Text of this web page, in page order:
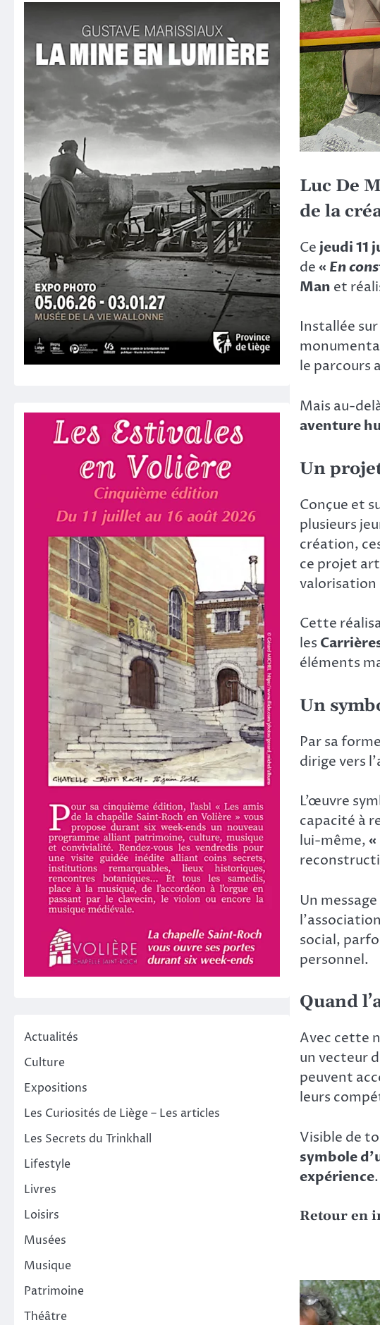
Luc De
de la
Ce jeudi 11
de« En
Man et
Installée sur
le parcours
Mais au-
aventure
Un
Conçue et
plusieurs
création,
ce projet
valorisation
Cette
les
éléments
Un
Par sa
dirige vers
L’œuvre
capacité à
lui-même,«
Un
social,
personnel.
Quand
Avec cette
un vecteur
peuvent
leurs
Visible de
symbole
expérience.
Retour en
Actualités
Culture
Expositions
Les Curiosités de Liège – Les articles
Les Secrets du Trinkhall
Lifestyle
Livres
Loisirs
Musées
Musique
Patrimoine
Théâtre